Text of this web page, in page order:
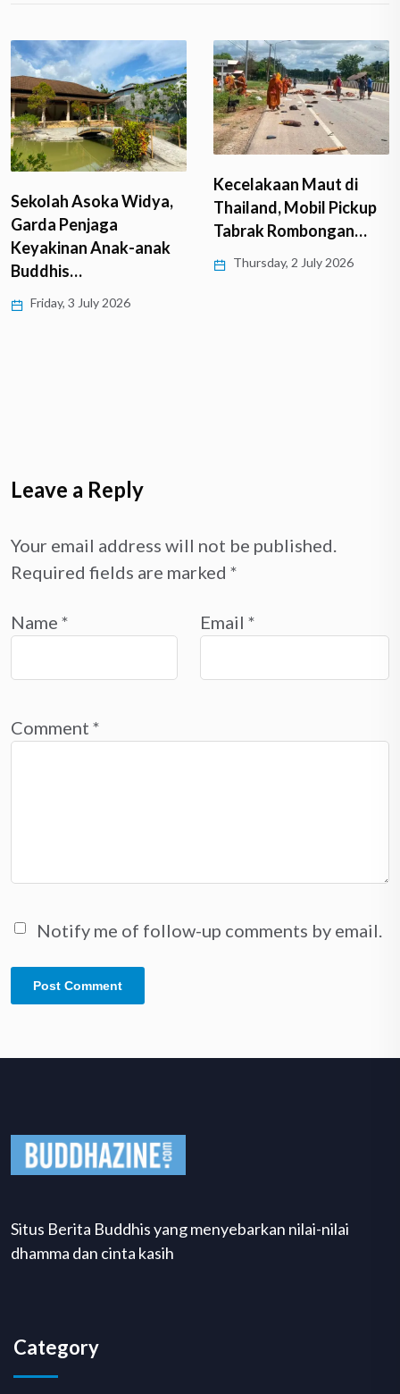
Sekolah Asoka Widya,
Garda Penjaga
Keyakinan Anak-anak
Buddhis…
Friday, 3 July 2026
Kecelakaan Maut di
Thailand, Mobil Pickup
Tabrak Rombongan…
Thursday, 2 July 2026
Leave a Reply
Your email address will not be published.
Required fields are marked *
Name * Email *
Comment *
Notify me of follow-up comments by email.
Situs Berita Buddhis yang menyebarkan nilai-nilai
dhamma dan cinta kasih
Category